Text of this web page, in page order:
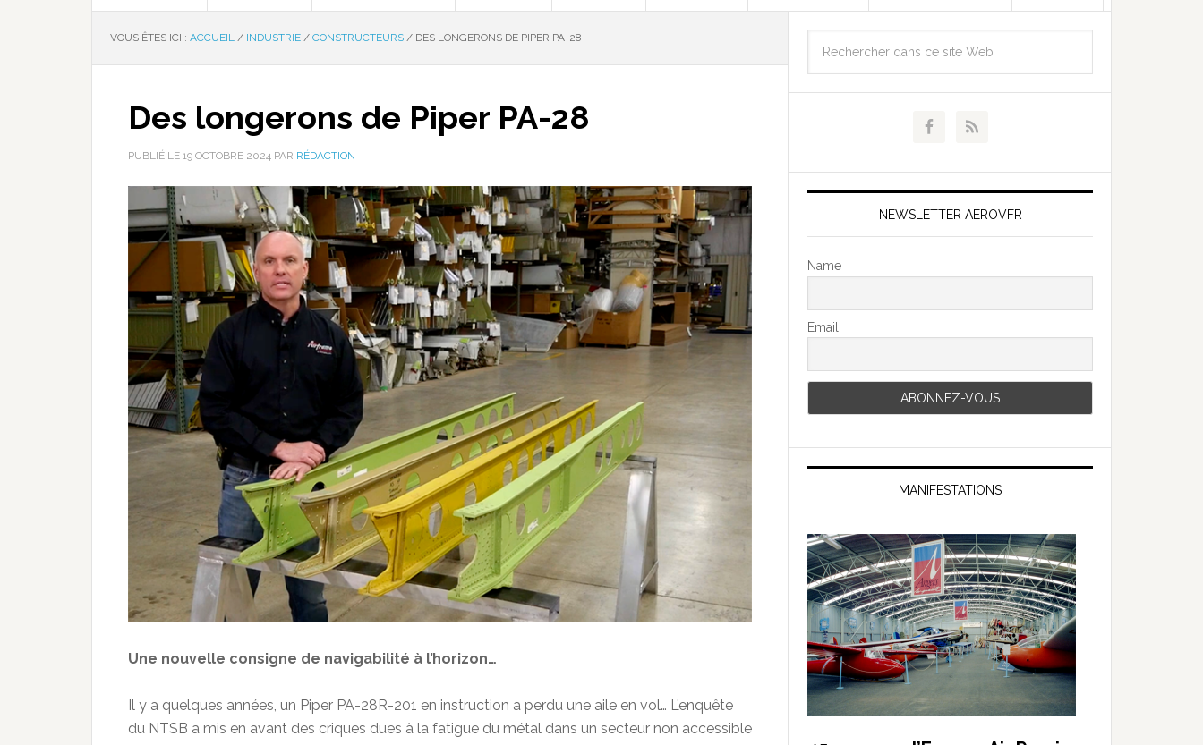
VOUS ÊTES ICI : ACCUEIL / INDUSTRIE / CONSTRUCTEURS / DES LONGERONS DE PIPER PA-28
Des longerons de Piper PA-28
PUBLIÉ LE 19 OCTOBRE 2024 PAR RÉDACTION
Une nouvelle consigne de navigabilité à l’horizon…
Il y a quelques années, un Piper PA-28R-201 en instruction a perdu une aile en vol… L’enquête
du NTSB a mis en avant des criques dues à la fatigue du métal dans un secteur non accessible
NEWSLETTER AEROVFR
Name
Email
MANIFESTATIONS